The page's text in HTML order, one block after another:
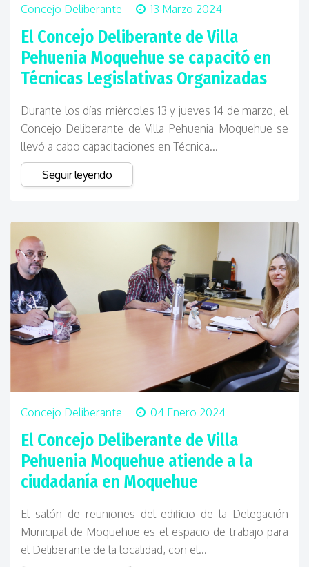
Concejo Deliberante 13 Marzo 2024
El Concejo Deliberante de Villa
Pehuenia Moquehue se capacitó en
Técnicas Legislativas Organizadas
Durante los días miércoles 13 y jueves 14 de marzo, el
Concejo Deliberante de Villa Pehuenia Moquehue se
llevó a cabo capacitaciones en Técnica...
Seguir leyendo
Concejo Deliberante 04 Enero 2024
El Concejo Deliberante de Villa
Pehuenia Moquehue atiende a la
ciudadanía en Moquehue
El salón de reuniones del edificio de la Delegación
Municipal de Moquehue es el espacio de trabajo para
el Deliberante de la localidad, con el...